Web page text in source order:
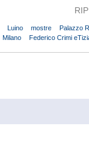
Luino mostre
Palazzo
Milano
Federico Crimi